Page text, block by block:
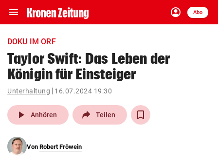
menu Navigation
ein-/ausklappen
account_circle
Anmelden
Abo
close Schließen
account_circle Anmelden
pin_drop
Wien arrow_right
DOKU IM ORF
Taylor Swift: Das Leben der
Königin für Einsteiger
Unterhaltung 16.07.2024 19:30
play_arrow Anhören Teilen
Von Robert Fröwein